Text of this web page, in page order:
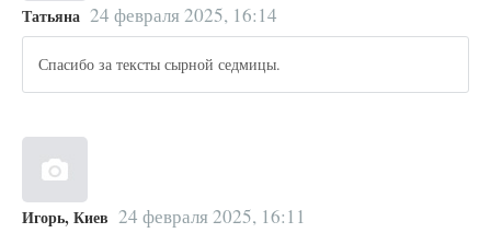
Татьяна 24 февраля 2025, 16:14
Спасибо за тексты сырной седмицы.
Игорь, Киев 24 февраля 2025, 16:11